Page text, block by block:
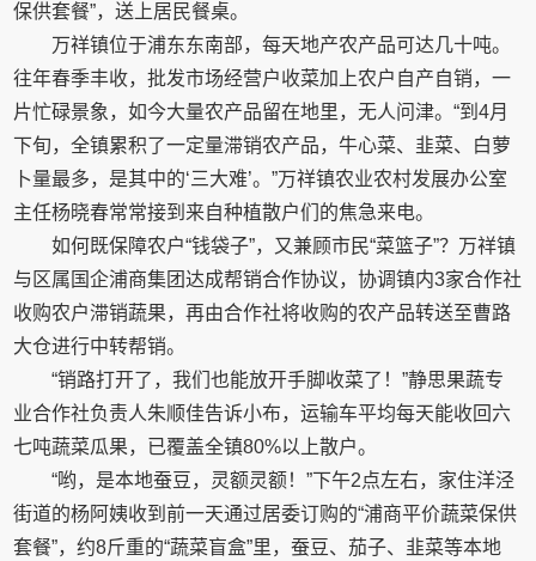
保供套餐”，送上居民餐桌。
万祥镇位于浦东东南部，每天地产农产品可达几十吨。
往年春季丰收，批发市场经营户收菜加上农户自产自销，一
片忙碌景象，如今大量农产品留在地里，无人问津。“到4月
下旬，全镇累积了一定量滞销农产品，牛心菜、韭菜、白萝
卜量最多，是其中的‘三大难’。”万祥镇农业农村发展办公室
主任杨晓春常常接到来自种植散户们的焦急来电。
如何既保障农户“钱袋子”，又兼顾市民“菜篮子”？万祥镇
与区属国企浦商集团达成帮销合作协议，协调镇内3家合作社
收购农户滞销蔬果，再由合作社将收购的农产品转送至曹路
大仓进行中转帮销。
“销路打开了，我们也能放开手脚收菜了！”静思果蔬专
业合作社负责人朱顺佳告诉小布，运输车平均每天能收回六
七吨蔬菜瓜果，已覆盖全镇80%以上散户。
“哟，是本地蚕豆，灵额灵额！”下午2点左右，家住洋泾
街道的杨阿姨收到前一天通过居委订购的“浦商平价蔬菜保供
套餐”，约8斤重的“蔬菜盲盒”里，蚕豆、茄子、韭菜等本地